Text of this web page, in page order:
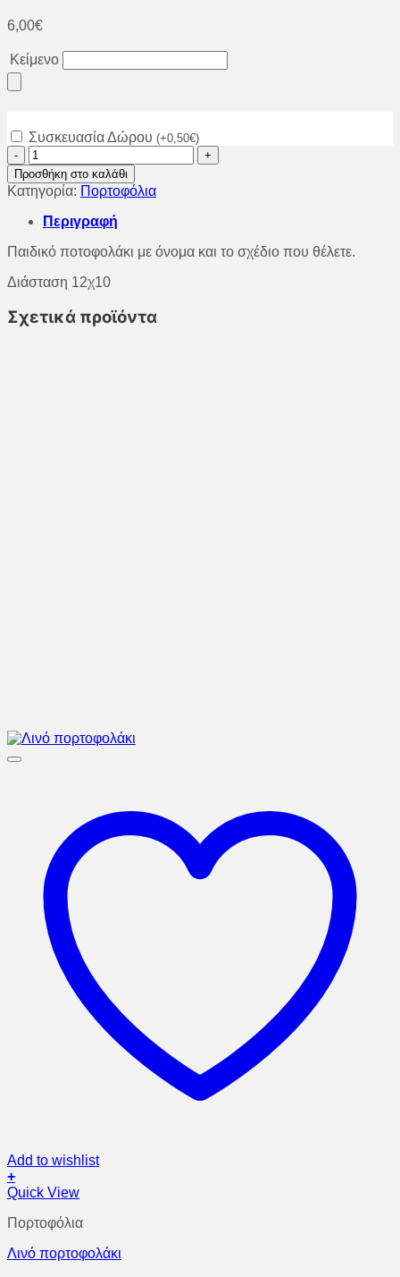
6,00€
Κείμενο
Συσκευασία Δώρου (+0,50€)
Παιδικό
ποτοφολάκι
με
όνομα
και
σχέδιο
θέλετε.
Προσθήκη στο καλάθι
Κατηγορία: Πορτοφόλια
Περιγραφή
Παιδικό ποτοφολάκι με όνομα και το σχέδιο που θέλετε.
Διάσταση 12χ10
Σχετικά προϊόντα
Add to wishlist
+
Quick View
Πορτοφόλια
Λινό πορτοφολάκι